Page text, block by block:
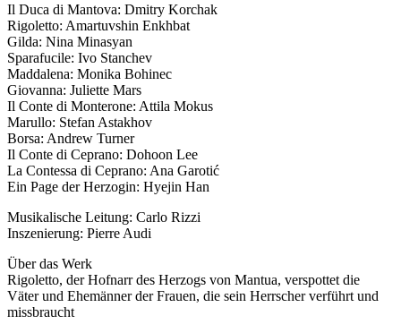
Il Duca di Mantova: Dmitry Korchak
Rigoletto: Amartuvshin Enkhbat
Gilda: Nina Minasyan
Sparafucile: Ivo Stanchev
Maddalena: Monika Bohinec
Giovanna: Juliette Mars
Il Conte di Monterone: Attila Mokus
Marullo: Stefan Astakhov
Borsa: Andrew Turner
Il Conte di Ceprano: Dohoon Lee
La Contessa di Ceprano: Ana Garotić
Ein Page der Herzogin: Hyejin Han
Musikalische Leitung: Carlo Rizzi
Inszenierung: Pierre Audi
Über das Werk
Rigoletto, der Hofnarr des Herzogs von Mantua, verspottet die
Väter und Ehemänner der Frauen, die sein Herrscher verführt und
missbraucht